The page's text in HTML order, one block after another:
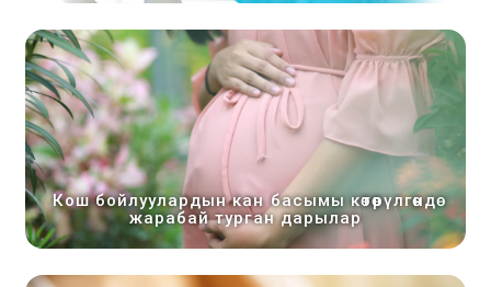
Кош бойлуулардын кан басымы көтөрүлгөндө
жарабай турган дарылар